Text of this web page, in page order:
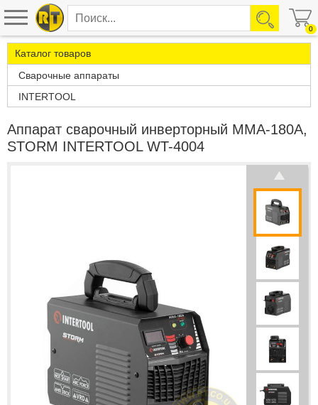
0
Каталог товаров
Сварочные аппараты
INTERTOOL
Аппарат сварочный инверторный MMA-180A,
STORM INTERTOOL WT-4004